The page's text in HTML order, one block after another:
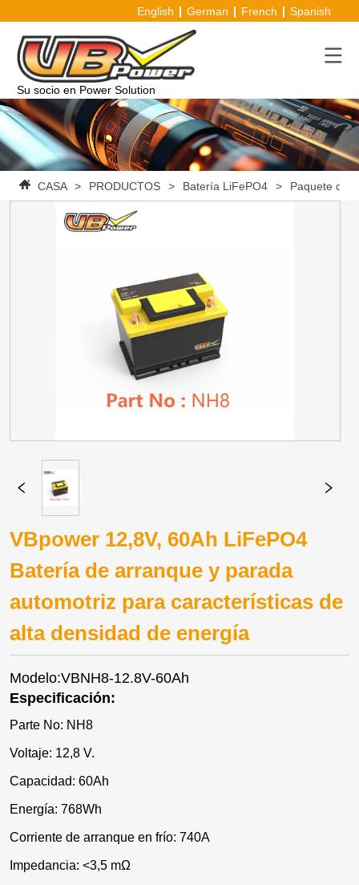
English German French Spanish
Su socio en Power Solution
CASA > PRODUCTOS > Batería LiFePO4 > Paquete de
VBpower 12,8V, 60Ah LiFePO4
Batería de arranque y parada
automotriz para características de
alta densidad de energía
Modelo:VBNH8-12.8V-60Ah
Especificación:
Parte No: NH8
Voltaje: 12,8 V.
Capacidad: 60Ah
Energía: 768Wh
Corriente de arranque en frío: 740A
Impedancia: <3,5 mΩ